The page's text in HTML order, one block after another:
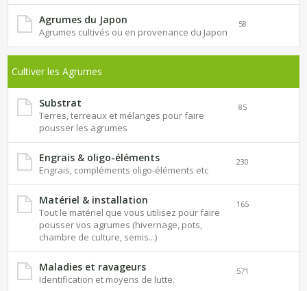
Agrumes du Japon
Agrumes cultivés ou en provenance du Japon
58
Cultiver les Agrumes
Substrat
Terres, terreaux et mélanges pour faire
pousser les agrumes
85
Engrais & oligo-éléments
Engrais, compléments oligo-éléments etc
230
Matériel & installation
Tout le matériel que vous utilisez pour faire
pousser vos agrumes (hivernage, pots,
chambre de culture, semis...)
165
Maladies et ravageurs
Identification et moyens de lutte.
571